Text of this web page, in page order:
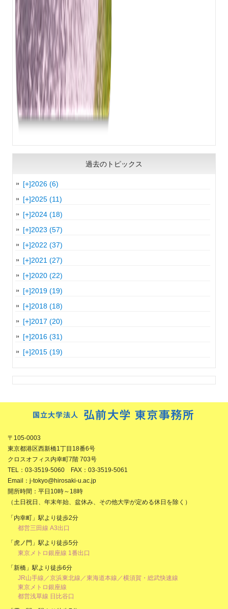
過去のトピックス
[+]2026 (6)
[+]2025 (11)
[+]2024 (18)
[+]2023 (57)
[+]2022 (37)
[+]2021 (27)
[+]2020 (22)
[+]2019 (19)
[+]2018 (18)
[+]2017 (20)
[+]2016 (31)
[+]2015 (19)
〒105-0003
東京都港区西新橋1丁目18番6号
クロスオフィス内幸町7階 703号
TEL：03-3519-5060 FAX：03-3519-5061
Email：j-tokyo@hirosaki-u.ac.jp
開所時間：平日10時～18時
（土日祝日、年末年始、盆休み、その他大学が定める休日を除く）
「内幸町」駅より徒歩2分
都営三田線 A3出口
「虎ノ門」駅より徒歩5分
東京メトロ銀座線 1番出口
「新橋」駅より徒歩6分
JR山手線／京浜東北線／東海道本線／横須賀・総武快速線
東京メトロ銀座線
都営浅草線 日比谷口